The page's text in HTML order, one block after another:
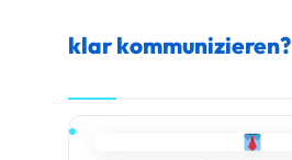
klar kommunizieren?